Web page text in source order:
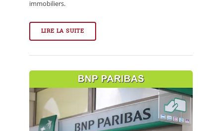
immobiliers.
LIRE LA SUITE